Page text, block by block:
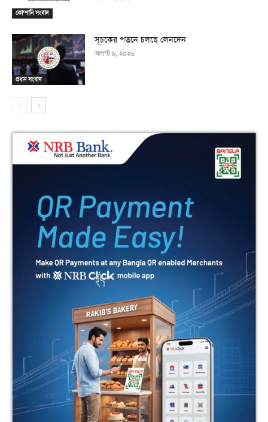
কোম্পানি সংবাদ
প্রধান সংবাদ
সূচকের পতনে চলছে লেনদেন
আগস্ট ৯, ২০২৬